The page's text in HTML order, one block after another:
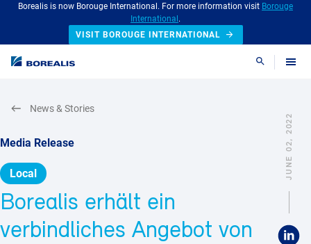
Borealis is now Borouge International. For more information visit Borouge
International .
VISIT BOROUGE INTERNATIONAL
Search
JUNE 02, 2022
Media Release
Local
Borealis erhält ein
verbindliches Angebot von
News & Stories